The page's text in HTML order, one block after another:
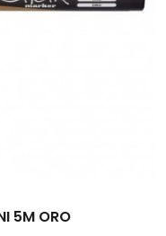
5M ORO